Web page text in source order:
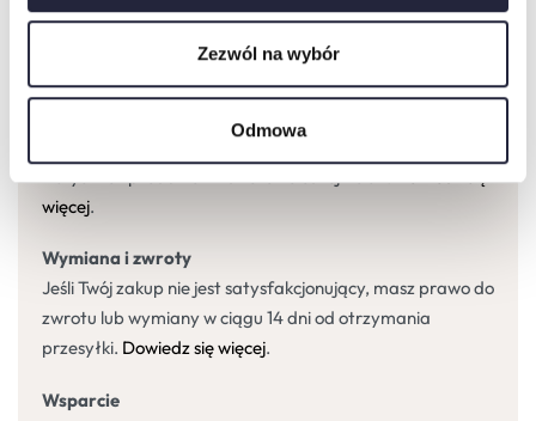
Zezwól na wybór
Odmowa
Warunki zakupu
więcej.
Wymiana i zwroty
Jeśli Twój zakup nie jest satysfakcjonujący, masz prawo do
zwrotu lub wymiany w ciągu 14 dni od otrzymania
przesyłki. Dowiedz się więcej.
Wsparcie